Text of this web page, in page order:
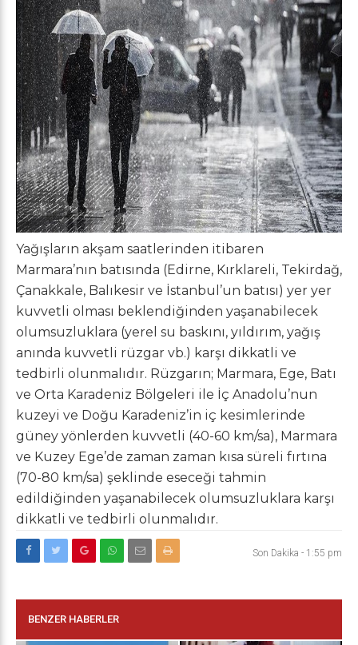
Yağışların akşam saatlerinden itibaren
Marmara’nın batısında (Edirne, Kırklareli, Tekirdağ,
Çanakkale, Balıkesir ve İstanbul’un batısı) yer yer
kuvvetli olması beklendiğinden yaşanabilecek
olumsuzluklara (yerel su baskını, yıldırım, yağış
anında kuvvetli rüzgar vb.) karşı dikkatli ve
tedbirli olunmalıdır. Rüzgarın; Marmara, Ege, Batı
ve Orta Karadeniz Bölgeleri ile İç Anadolu’nun
kuzeyi ve Doğu Karadeniz’in iç kesimlerinde
güney yönlerden kuvvetli (40-60 km/sa), Marmara
ve Kuzey Ege’de zaman zaman kısa süreli fırtına
(70-80 km/sa) şeklinde eseceği tahmin
edildiğinden yaşanabilecek olumsuzluklara karşı
dikkatli ve tedbirli olunmalıdır.
Son Dakika - 1:55 pm
BENZER HABERLER